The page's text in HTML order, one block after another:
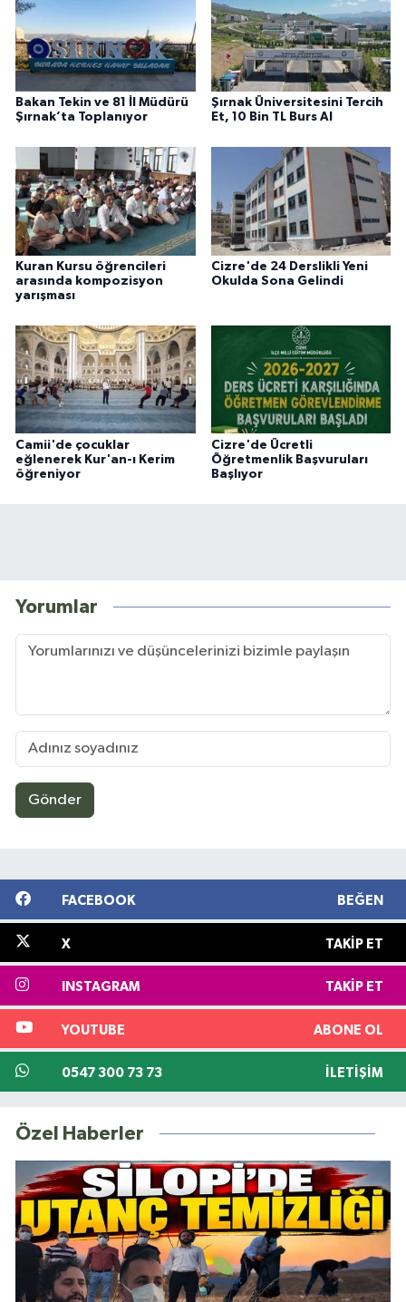
Bakan Tekin ve 81 İl Müdürü
Şırnak’ta Toplanıyor
Şırnak Üniversitesini Tercih
Et, 10 Bin TL Burs Al
Kuran Kursu öğrencileri
arasında kompozisyon
yarışması
Cizre'de 24 Derslikli Yeni
Okulda Sona Gelindi
Camii'de çocuklar
eğlenerek Kur'an-ı Kerim
öğreniyor
Cizre'de Ücretli
Öğretmenlik Başvuruları
Başlıyor
Yorumlar
Gönder
FACEBOOK BEĞEN
X TAKIP ET
INSTAGRAM TAKIP ET
YOUTUBE ABONE OL
0547 300 73 73 İLETIŞIM
Özel Haberler